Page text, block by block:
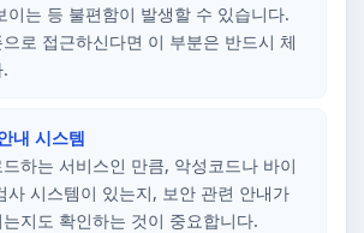
이는 등 불편함이 발생할 수 있습니다.
로 접근하신다면 이 부분은 반드시 체
내 시스템
하는 서비스인 만큼, 악성코드나 바이
사 시스템이 있는지, 보안 관련 안내가
지도 확인하는 것이 중요합니다.